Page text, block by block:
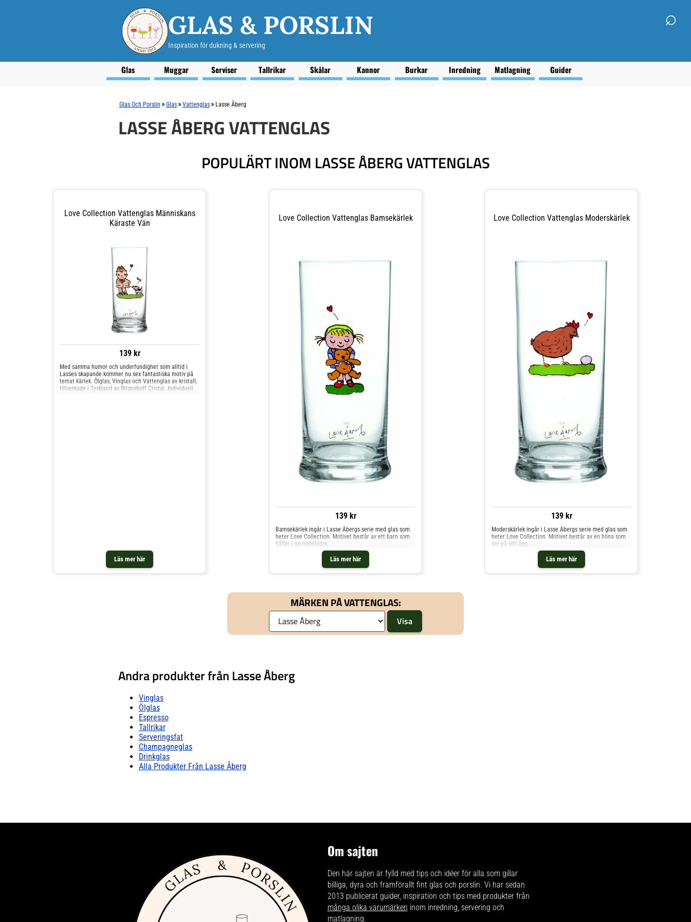
GLAS & PORSLIN
Inspiration för dukning & servering
⌕
Glas Muggar Serviser Tallrikar Skålar Kannor Burkar Inredning Matlagning Guider
Glas Och Porslin » Glas » Vattenglas » Lasse Åberg
LASSE ÅBERG VATTENGLAS
POPULÄRT INOM LASSE ÅBERG VATTENGLAS
Love Collection Vattenglas Människans
Käraste Vän
139 kr
Läs mer här
Med samma humor och underfundighet som alltid i
Lasses skapande kommer nu sex fantastiska motiv på
temat kärlek. Ölglas, Vinglas och Vattenglas av kristall,
tillverkade i Tyskland av Ritzenhoff Cristal. Individuell
Love Collection Vattenglas Bamsekärlek
139 kr
Läs mer här
Bamsekärlek ingår i Lasse Åbergs serie med glas som
heter Love Collection. Motivet består av ett barn som
håller i en nallebjörn.
Love Collection Vattenglas Moderskärlek
139 kr
Läs mer här
Moderskärlek ingår i Lasse Åbergs serie med glas som
heter Love Collection. Motivet består av en höna som
ser på sitt ägg.
MÄRKEN PÅ VATTENGLAS:
Andra produkter från Lasse Åberg
Vinglas
Ölglas
Espresso
Tallrikar
Serveringsfat
Champagneglas
Drinkglas
Alla Produkter Från Lasse Åberg
Om sajten
Den här sajten är fylld med tips och idéer för alla som gillar
billiga, dyra och framförallt fint glas och porslin. Vi har sedan
2013 publicerat guider, inspiration och tips med produkter från
många olika varumärken inom inredning, servering och
matlagning.